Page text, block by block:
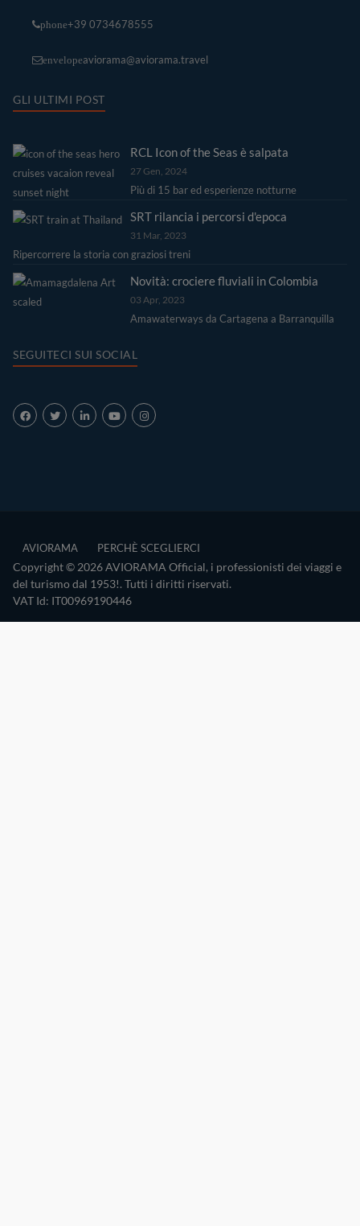
phone+39 0734678555
envelopeaviorama@aviorama.travel
GLI ULTIMI POST
RCL Icon of the Seas è salpata
27 Gen, 2024
Più di 15 bar ed esperienze notturne
SRT rilancia i percorsi d'epoca
31 Mar, 2023
Ripercorrere la storia con graziosi treni
Novità: crociere fluviali in Colombia
03 Apr, 2023
Amawaterways da Cartagena a Barranquilla
SEGUITECI SUI SOCIAL
AVIORAMA PERCHÈ SCEGLIERCI
Copyright © 2026 AVIORAMA Official, i professionisti dei viaggi e
del turismo dal 1953!. Tutti i diritti riservati.
VAT Id: IT00969190446